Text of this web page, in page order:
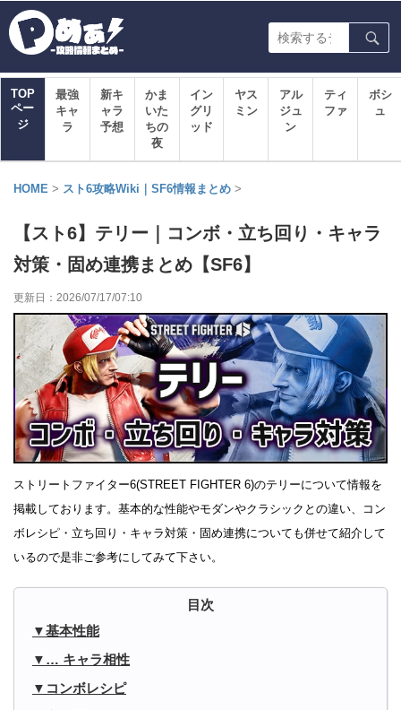
TOP
ペー
ジ
最強
キャ
ラ
新キ
ャラ
予想
かま
いた
ちの
夜
イン
グリ
ッド
ヤス
ミン
アル
ジュ
ン
ティ
ファ
ボシ
ュ
HOME > スト6攻略Wiki｜SF6情報まとめ >
【スト6】テリー｜コンボ・立ち回り・キャラ
対策・固め連携まとめ【SF6】
更新日： 2026/07/17/07:10
ストリートファイター6(STREET FIGHTER 6)のテリーについて情報を
掲載しております。基本的な性能やモダンやクラシックとの違い、コン
ボレシピ・立ち回り・キャラ対策・固め連携についても併せて紹介して
いるので是非ご参考にしてみて下さい。
基本性能
… キャラ相性
コンボレシピ